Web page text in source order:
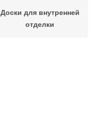
Доски для внутренней
отделки